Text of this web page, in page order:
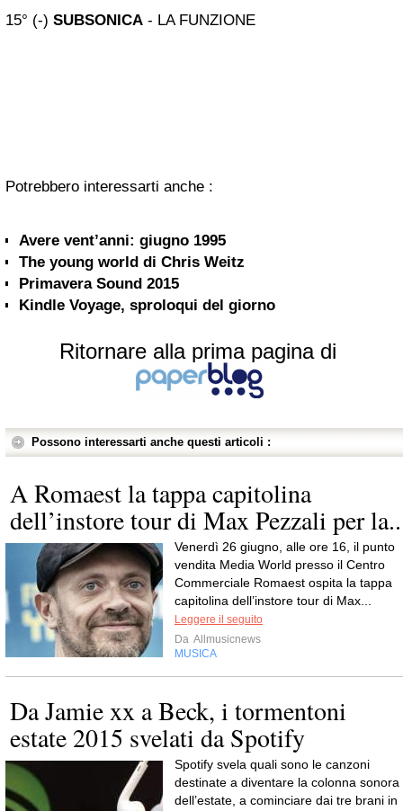
15° (-) SUBSONICA - LA FUNZIONE
Potrebbero interessarti anche :
Avere vent’anni: giugno 1995
The young world di Chris Weitz
Primavera Sound 2015
Kindle Voyage, sproloqui del giorno
Ritornare alla prima pagina di
Possono interessarti anche questi articoli :
A Romaest la tappa capitolina
dell’instore tour di Max Pezzali per
Venerdì 26 giugno, alle ore 16, il punto
vendita Media World presso il Centro
Commerciale Romaest ospita la tappa
capitolina dell’instore tour di Max...
Leggere il seguito
Da Allmusicnews
MUSICA
Da Jamie xx a Beck, i tormentoni
estate 2015 svelati da Spotify
Spotify svela quali sono le canzoni
destinate a diventare la colonna sonora
dell’estate, a cominciare dai tre brani in